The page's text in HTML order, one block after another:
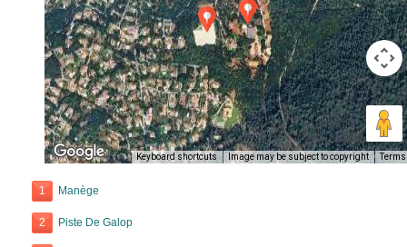
Keyboard shortcuts Image may be subject to copyright Terms
1 Manège
2 Piste De Galop